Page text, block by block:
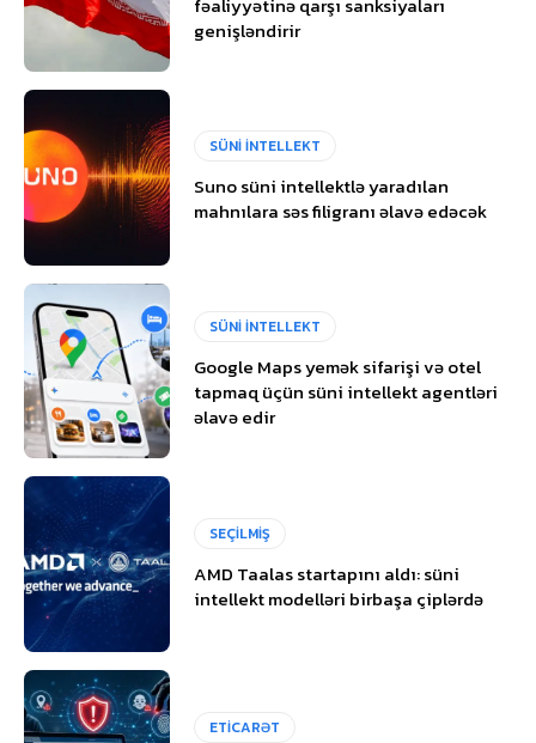
genişləndirir
SÜNİ İNTELLEKT
Suno süni intellektlə yaradılan
mahnılara səs filigranı əlavə edəcək
SÜNİ İNTELLEKT
Google Maps yemək sifarişi və otel
tapmaq üçün süni intellekt agentləri
əlavə edir
SEÇİLMİŞ
AMD Taalas startapını aldı: süni
intellekt modelləri birbaşa çiplərdə
ETİCARƏT